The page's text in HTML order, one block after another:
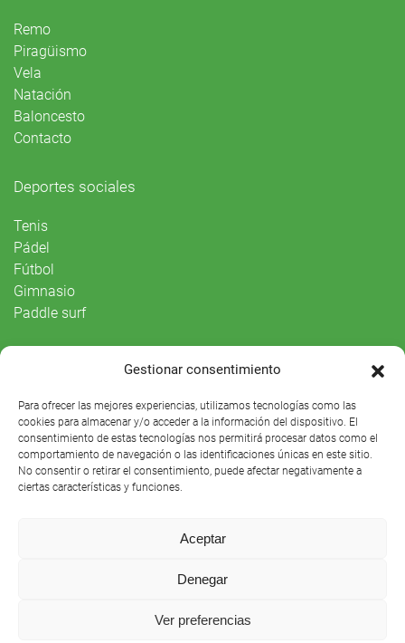
Gestionar consentimiento
Para ofrecer las mejores experiencias, utilizamos tecnologías como las
cookies para almacenar y/o acceder a la información del dispositivo. El
consentimiento de estas tecnologías nos permitirá procesar datos como el
comportamiento de navegación o las identificaciones únicas en este sitio.
No consentir o retirar el consentimiento, puede afectar negativamente a
ciertas características y funciones.
Aceptar
Denegar
Ver preferencias
Remo
Piragüismo
Vela
Natación
Baloncesto
Contacto
Deportes sociales
Tenis
Pádel
Fútbol
Gimnasio
Paddle surf
Agenda
Club Náutico Sevilla © 2021 |Aviso legal